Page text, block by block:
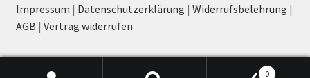
Impressum | Datenschutzerklärung | Widerrufsbelehrung |
AGB | Vertrag widerrufen
0